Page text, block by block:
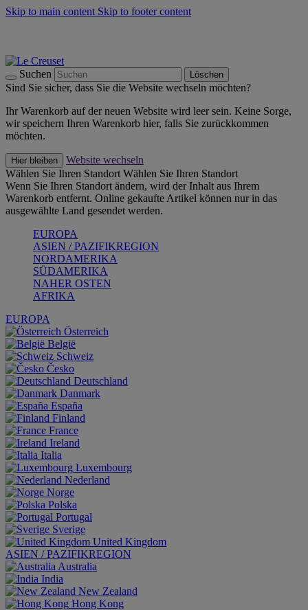
Skip to main content Skip to footer content
Suchen Löschen
Sind Sie sicher, dass Sie die Website wechseln möchten?
Ihr Warenkorb auf der neuen Website wird leer sein. Keine Sorge,
wir speichern Ihren Warenkorb hier, falls Sie zurückkommen
möchten.
Hier bleiben
Website wechseln
Wählen Sie Ihren Standort Wählen Sie Ihren Standort
Wenn Sie Ihren Standort ändern, wird der Inhalt aus Ihrem
Warenkorb entfernt. Online gekaufte Artikel können nur in das
ausgewählte Land gesendet werden.
EUROPA
ASIEN / PAZIFIKREGION
NORDAMERIKA
SÜDAMERIKA
NAHER OSTEN
AFRIKA
EUROPA
Österreich
België
Schweiz
Česko
Deutschland
Danmark
España
Finland
France
Ireland
Italia
Luxembourg
Nederland
Norge
Polska
Portugal
Sverige
United Kingdom
ASIEN / PAZIFIKREGION
Australia
India
New Zealand
Hong Kong